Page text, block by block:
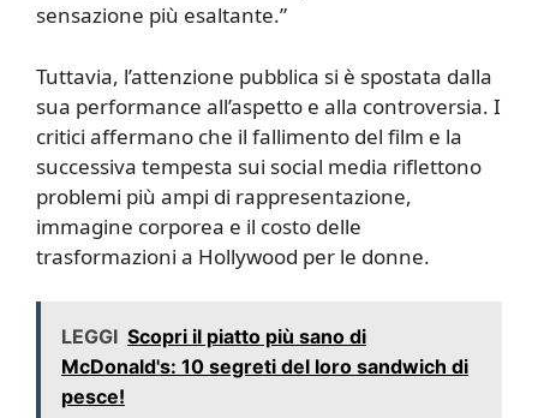
sensazione più esaltante.”
Tuttavia, l’attenzione pubblica si è spostata dalla
sua performance all’aspetto e alla controversia. I
critici affermano che il fallimento del film e la
successiva tempesta sui social media riflettono
problemi più ampi di rappresentazione,
immagine corporea e il costo delle
trasformazioni a Hollywood per le donne.
LEGGI Scopri il piatto più sano di
McDonald's: 10 segreti del loro sandwich di
pesce!